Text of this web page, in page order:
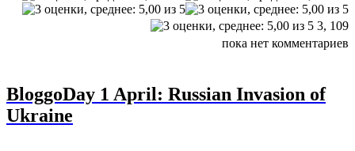
3, 109
пока нет комментариев
BloggoDay 1 April: Russian Invasion of
Ukraine